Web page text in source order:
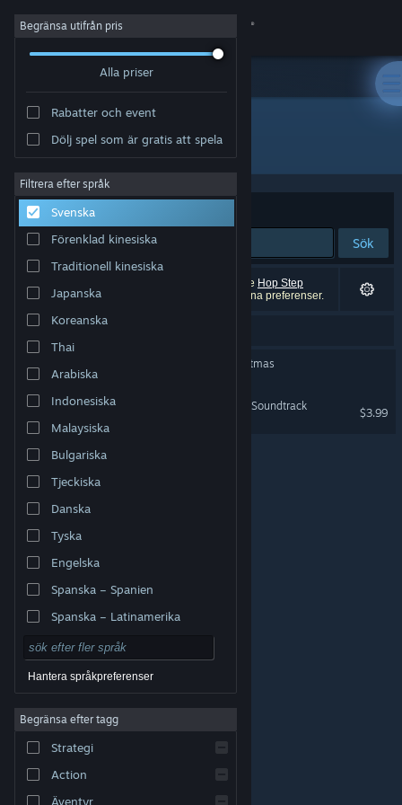
Logga in
Om
Support
Byt språk
Skaffa Steams mobilapp
Se skrivbordswebbplats
varumärken tillhör respektive ägare i USA och andra
Tillgänglighet
Återbetalningar|
Begränsa utifrån pris
Alla priser
Rabatter och event
Dölj spel som är gratis att spela
Filtrera efter språk
Svenska
Förenklad kinesiska
Traditionell kinesiska
Japanska
Koreanska
Thai
Arabiska
Indonesiska
Malaysiska
Bulgariska
Tjeckiska
Danska
Tyska
Engelska
Spanska – Spanien
Spanska – Latinamerika
Hantera språkpreferenser
Begränsa efter tagg
Strategi
Action
Äventyr
"HOP STEP SING"
Sortera efter Relevans
Sök
2 träffar matchade din sökning. 13 titlar (inklusive Hop Step
Sing! Astral Piece ) har exkluderats baserat på dina preferenser.
The Grinch 2: Saving Christmas
Tuttle: Star Flower Harvest Soundtrack
$3.99